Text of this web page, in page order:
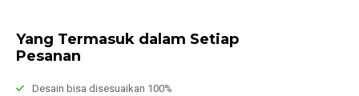
Yang Termasuk dalam Setiap
Pesanan
Desain bisa disesuaikan 100%